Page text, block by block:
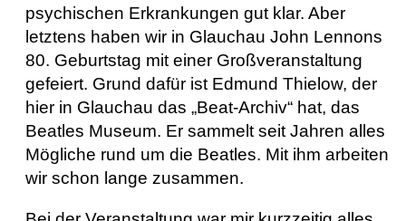
psychischen Erkrankungen gut klar. Aber
letztens haben wir in Glauchau John Lennons
80. Geburtstag mit einer Großveranstaltung
gefeiert. Grund dafür ist Edmund Thielow, der
hier in Glauchau das „Beat-Archiv“ hat, das
Beatles Museum. Er sammelt seit Jahren alles
Mögliche rund um die Beatles. Mit ihm arbeiten
wir schon lange zusammen.